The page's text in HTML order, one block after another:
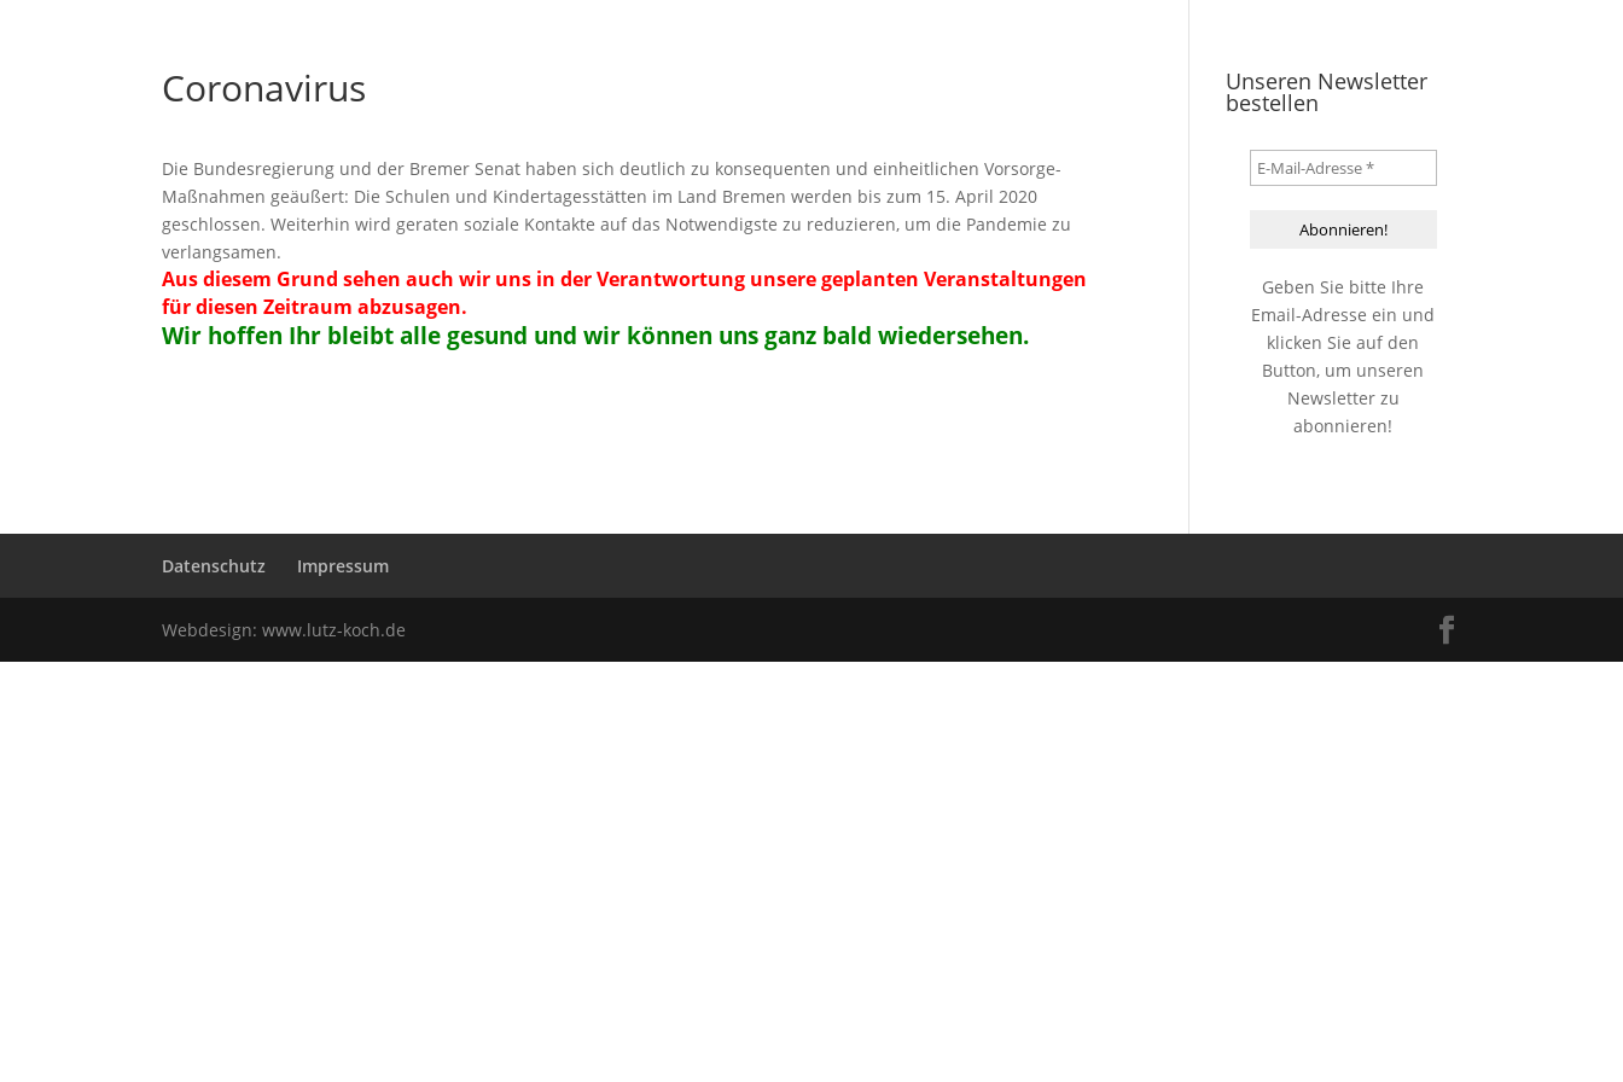
Coronavirus
Die Bundesregierung und der Bremer Senat haben sich deutlich zu konsequenten und einheitlichen Vorsorge-
Maßnahmen geäußert: Die Schulen und Kindertagesstätten im Land Bremen werden bis zum 15. April 2020
geschlossen. Weiterhin wird geraten soziale Kontakte auf das Notwendigste zu reduzieren, um die Pandemie zu
verlangsamen.
Aus diesem Grund sehen auch wir uns in der Verantwortung unsere geplanten Veranstaltungen
für diesen Zeitraum abzusagen.
Wir hoffen Ihr bleibt alle gesund und wir können uns ganz bald wiedersehen.
Unseren Newsletter
bestellen
Geben Sie bitte Ihre
Email-Adresse ein und
klicken Sie auf den
Button, um unseren
Newsletter zu
abonnieren!
Datenschutz Impressum
Webdesign:www.lutz-koch.de